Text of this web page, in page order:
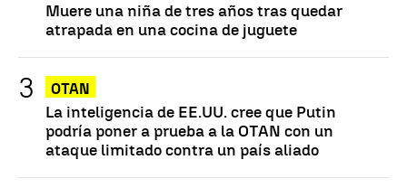
Muere una niña de tres años tras quedar
atrapada en una cocina de juguete
OTAN
La inteligencia de EE.UU. cree que Putin
podría poner a prueba a la OTAN con un
ataque limitado contra un país aliado